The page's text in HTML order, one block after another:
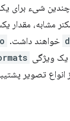
چندین شیء برای
مشابه، مقدار
خواهند داشت.
ویژگی
انواع تصویر